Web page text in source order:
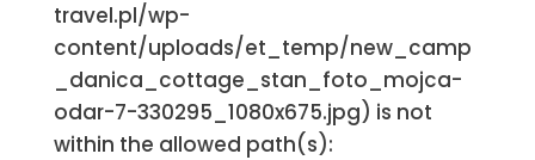
travel.pl/wp-
content/uploads/et_temp/new_camp
_danica_cottage_stan_foto_mojca-
odar-7-330295_1080x675.jpg) is not
within the allowed path(s):